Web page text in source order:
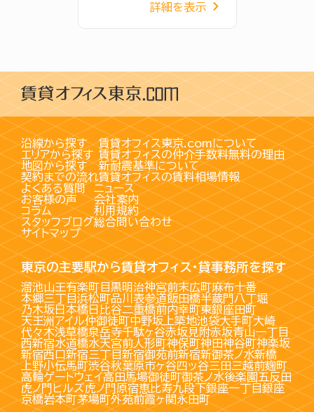
詳細を表示
沿線から探す
エリアから探す
地図から探す
契約までの流れ
賃貸オフィス東京.comについて
賃貸オフィスの仲介手数料無料の理由
新耐震基準について
賃貸オフィスの賃料相場情報
よくある質問
お客様の声
コラム
スタッフブログ
サイトマップ
ニュース
会社案内
利用規約
総合問い合わせ
東京の主要駅から賃貸オフィス・貸事務所を探す
溜池山王有楽町目黒明治神宮前末広町麻布十番
本郷三丁目浜松町品川 表参道飯田橋半蔵門八丁堀
乃木坂日本橋日比谷二重橋前内幸町東銀座田町
天王洲アイル仲御徒町中野坂上築地池袋大手町大崎
代々木浅草橋泉岳寺千駄ヶ谷赤坂見附赤坂青山一丁目
西新宿水道橋水天宮前人形町神保町神田神谷町神楽坂
新宿西口新宿三丁目新宿御苑前新宿新御茶ノ水新橋
上野小伝馬町渋谷秋葉原市ヶ谷四ッ谷三田三越前麹町
高輪ゲートウェイ高田馬場御徒町御茶ノ水後楽園五反田
虎ノ門ヒルズ虎ノ門原宿恵比寿九段下銀座一丁目銀座
京橋岩本町茅場町外苑前霞ヶ関永田町